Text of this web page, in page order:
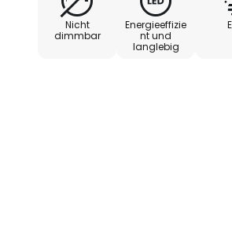
- nicht
-
Nicht
dimmbar
Energieeffizie
nt und
langlebig